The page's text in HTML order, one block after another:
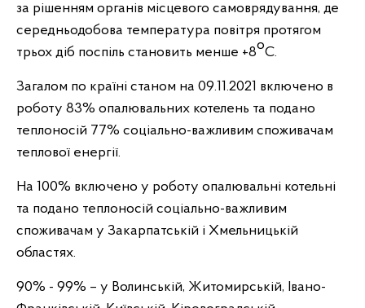
за рішенням органів місцевого самоврядування, де
середньодобова температура повітря протягом
трьох діб поспіль становить менше +8оС.
Загалом по країні станом на 09.11.2021 включено в
роботу 83% опалювальних котелень та подано
теплоносій 77% соціально-важливим споживачам
теплової енергії.
На 100% включено у роботу опалювальні котельні
та подано теплоносій соціально-важливим
споживачам у Закарпатській і Хмельницькій
областях.
90% - 99% – у Волинській, Житомирській, Івано-